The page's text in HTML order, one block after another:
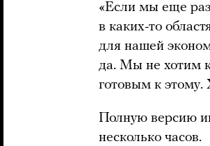
«Если мы еще
в каких-то
для нашей
да. Мы не хотим
готовым к этому.
Полную версию
несколько часов.